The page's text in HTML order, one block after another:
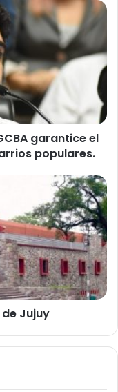
garantice el
populares.
Jujuy